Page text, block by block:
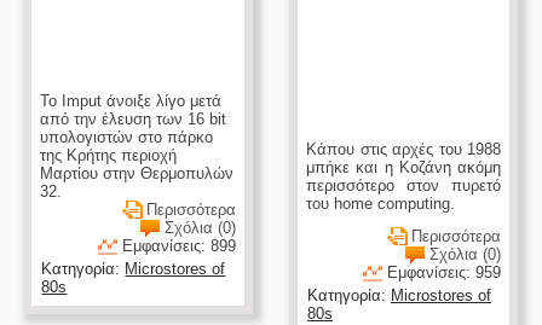
Το Imput άνοιξε λίγο μετά
από την έλευση των 16 bit
υπολογιστών στο πάρκο
της Κρήτης περιοχή
Μαρτίου στην Θερμοπυλών
32.
Περισσότερα
Σχόλια (0)
Εμφανίσεις: 899
Κατηγορία: Microstores of
80s
Κάπου στις αρχές του 1988
μπήκε και η Κοζάνη ακόμη
περισσότερο στον πυρετό
του home computing.
Περισσότερα
Σχόλια (0)
Εμφανίσεις: 959
Κατηγορία: Microstores of
80s